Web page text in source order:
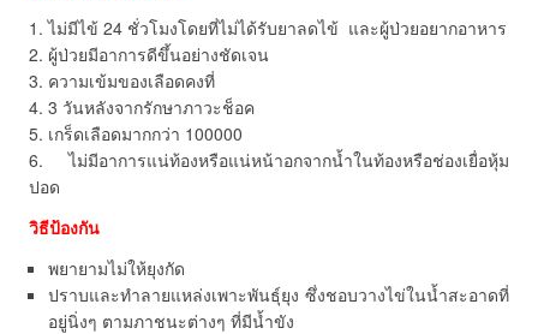
1. ไม่มีไข้ 24 ชั่วโมงโดยที่ไม่ได้รับยาลดไข้ และผู้ป่วยอยากอาหาร
2. ผู้ป่วยมีอาการดีขึ้นอย่างชัดเจน
3. ความเข้มของเลือดคงที่
4. 3 วันหลังจากรักษาภาวะช็อค
5. เกร็ดเลือดมากกว่า 100000
6. ไม่มีอาการแน่ท้องหรือแน่หน้าอกจากน้ำในท้องหรือช่องเยื่อหุ้ม
ปอด
วิธีป้องกัน
พยายามไม่ให้ยุงกัด
ปราบและทำลายแหล่งเพาะพันธุ์ยุง ซึ่งชอบวางไข่ในน้ำสะอาดที่
อยู่นิ่งๆ ตามภาชนะต่างๆ ที่มีน้ำขัง